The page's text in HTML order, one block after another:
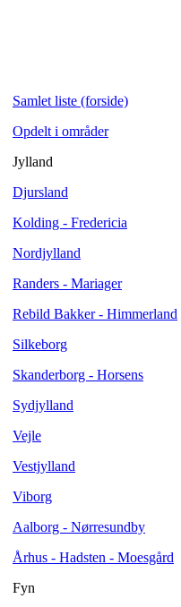
Samlet liste (forside)
Opdelt i områder
Jylland
Djursland
Kolding - Fredericia
Nordjylland
Randers - Mariager
Rebild Bakker - Himmerland
Silkeborg
Skanderborg - Horsens
Sydjylland
Vejle
Vestjylland
Viborg
Aalborg - Nørresundby
Århus - Hadsten - Moesgård
Fyn